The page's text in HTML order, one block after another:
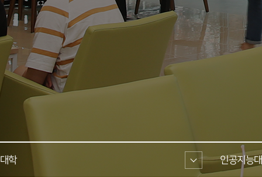
대학 인공지능